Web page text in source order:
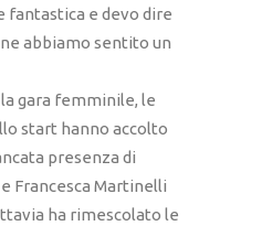
fantastica e devo dire
abbiamo sentito un
gara femminile, le
start hanno accolto
presenza di
Francesca Martinelli
ha rimescolato le